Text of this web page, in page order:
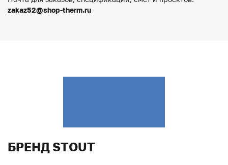
zakaz52@shop-therm.ru
БРЕНД STOUT